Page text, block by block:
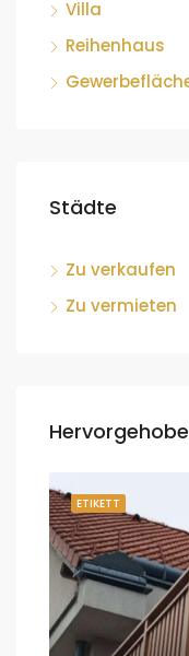
Villa
Reihenhaus
Städte
Zu verkaufen
Zu vermieten
ETIKETT